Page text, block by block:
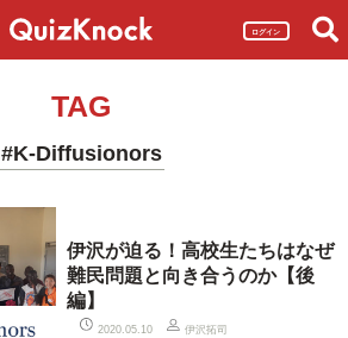
ログイン
TAG
#K-Diffusionors
伊沢が迫る！高校生たちはなぜ
難民問題と向き合うのか【後
編】
2020.05.10 伊沢拓司